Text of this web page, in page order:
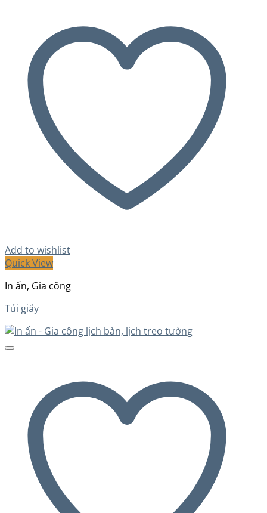
Add to wishlist
Quick View
In ấn, Gia công
Túi giấy